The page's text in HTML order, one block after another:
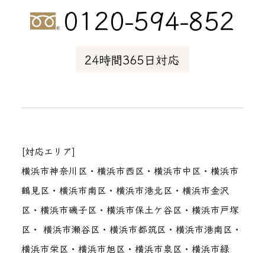
0120-594-852
24時間365日対応
[対応エリア]
横浜市神奈川区・横浜市西区・横浜市中区・横浜市
鶴見区・横浜市南区・横浜市港北区・横浜市金沢
区・横浜市磯子区・横浜市保土ケ谷区・横浜市戸塚
区・ 横浜市瀬谷区・横浜市都筑区・横浜市港南区・
横浜市栄区・横浜市旭区・横浜市泉区・横浜市緑